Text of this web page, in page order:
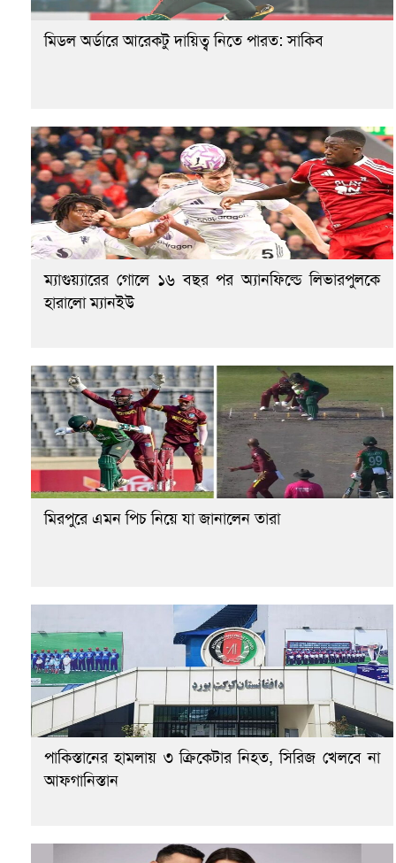
মিডল অর্ডারে আরেকটু দায়িত্ব নিতে পারত: সাকিব
ম্যাগুয়্যারের গোলে ১৬ বছর পর অ্যানফিল্ডে লিভারপুলকে
হারালো ম্যানইউ
মিরপুরে এমন পিচ নিয়ে যা জানালেন তারা
পাকিস্তানের হামলায় ৩ ক্রিকেটার নিহত, সিরিজ খেলবে না
আফগানিস্তান